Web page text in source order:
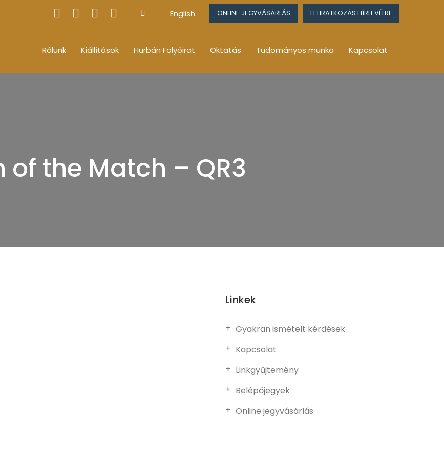
English ONLINE JEGYVÁSÁRLÁS FELIRATKOZÁS HÍRLEVÉLRE
Rólunk Kiállítások Hurbán Folyóirat Oktatás Tudományos munka Kapcsolat
of the Match – QR3
Linkek
Gyakran ismételt kérdések
Kapcsolat
Linkgyűjtemény
Belépőjegyek
Online jegyvásárlás